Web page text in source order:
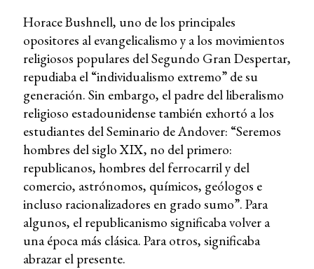
Horace Bushnell, uno de los principales
opositores al evangelicalismo y a los movimientos
religiosos populares del Segundo Gran Despertar,
repudiaba el “individualismo extremo” de su
generación. Sin embargo, el padre del liberalismo
religioso estadounidense también exhortó a los
estudiantes del Seminario de Andover: “Seremos
hombres del siglo XIX, no del primero:
republicanos, hombres del ferrocarril y del
comercio, astrónomos, químicos, geólogos e
incluso racionalizadores en grado sumo”. Para
algunos, el republicanismo significaba volver a
una época más clásica. Para otros, significaba
abrazar el presente.